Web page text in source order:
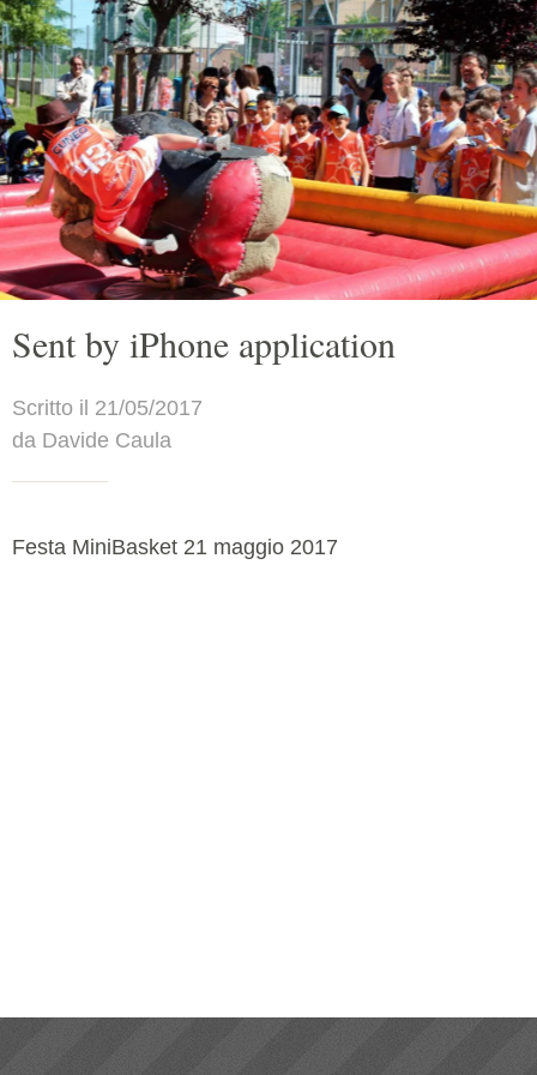
Sent by iPhone application
Scritto il 21/05/2017
da Davide Caula
Festa MiniBasket 21 maggio 2017